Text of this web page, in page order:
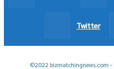
Twitter
©2022 bizmatchingnews.com -